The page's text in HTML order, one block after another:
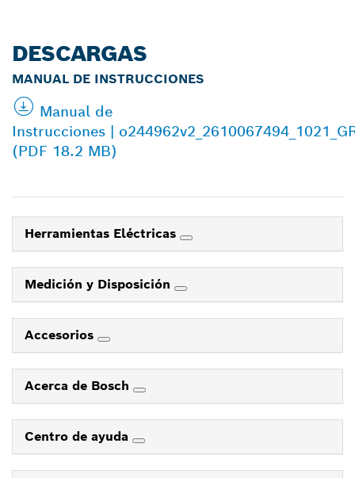
DESCARGAS
MANUAL DE INSTRUCCIONES
Manual de
Instrucciones |
(PDF 18.2 MB)
Herramientas Eléctricas
Medición y Disposición
Accesorios
Acerca de Bosch
Centro de ayuda